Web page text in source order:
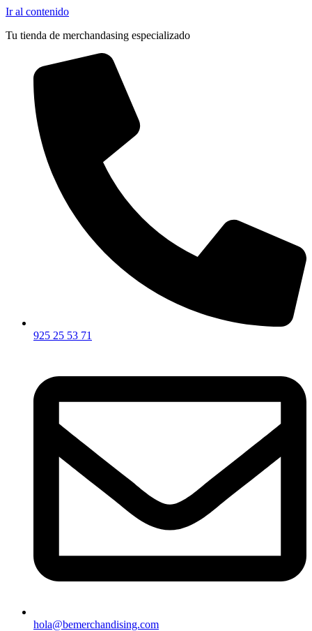
Ir al contenido
Tu tienda de merchandasing especializado
925 25 53 71
hola@bemerchandising.com